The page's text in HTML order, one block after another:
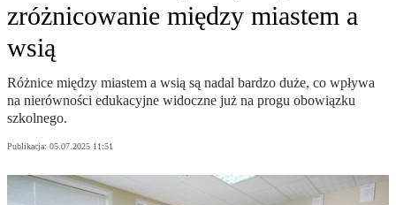
zróżnicowanie między miastem a
wsią
Różnice między miastem a wsią są nadal bardzo duże, co wpływa
na nierówności edukacyjne widoczne już na progu obowiązku
szkolnego.
Publikacja: 05.07.2025 11:51